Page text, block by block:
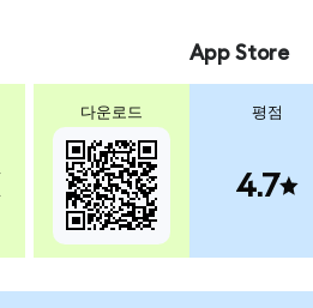
다운로드
App Store
평점
4.7